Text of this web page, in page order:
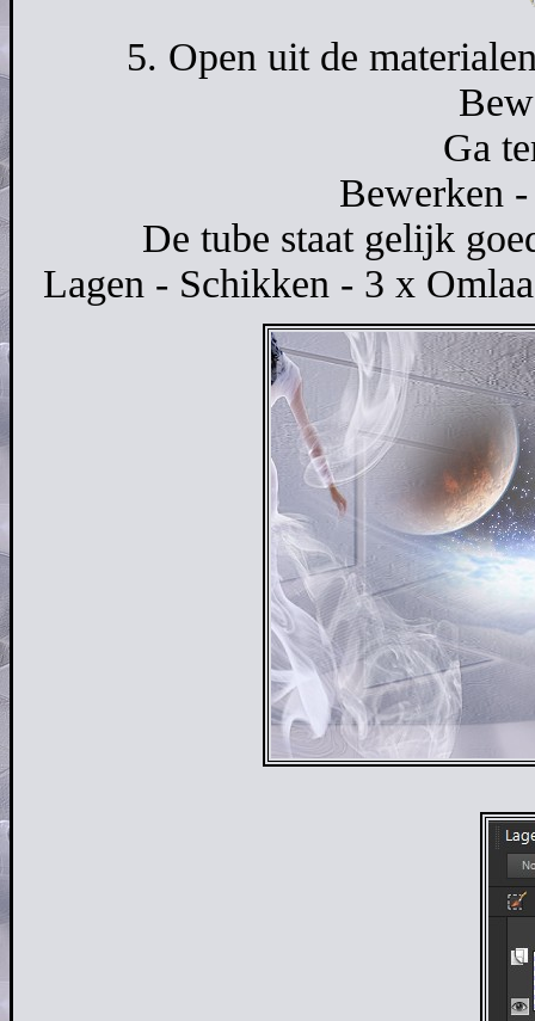
5. Open uit de
Ga
Bewerken
De tube staat gelijk
Lagen - Schikken - 3 x